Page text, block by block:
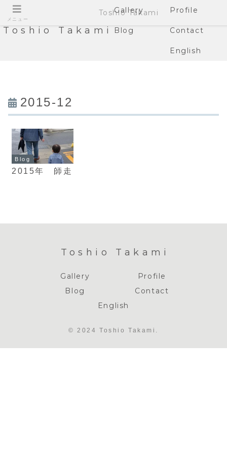
Toshio Takami
Gallery Profile
Blog Contact
English
2015-12
Blog
2015年 師走
Toshio Takami
Gallery
Profile
Blog
Contact
English
© 2024 Toshio Takami.
メニュー
Toshio Takami